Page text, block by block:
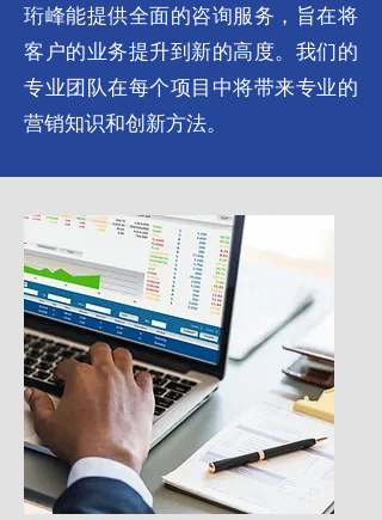
珩峰能提供全面的咨询服务，旨在将
客户的业务提升到新的高度。我们的
专业团队在每个项目中将带来专业的
营销知识和创新方法。